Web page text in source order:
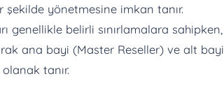
şekilde yönetmesine imkan tanır.
genellikle belirli sınırlamalara sahipken,
ana bayi (Master Reseller) ve alt bayi
tanır.